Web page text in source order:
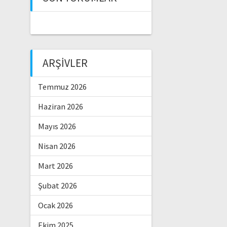
ARŞIVLER
Temmuz 2026
Haziran 2026
Mayıs 2026
Nisan 2026
Mart 2026
Şubat 2026
Ocak 2026